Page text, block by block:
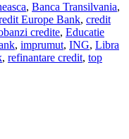
, Banca Transilvania,
Europe Bank, credit
credite, Educatie
, imprumut, ING, Libra
, refinantare credit, top